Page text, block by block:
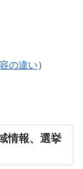
の違い）
情報、選挙